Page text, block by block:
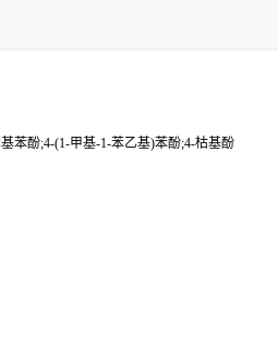
苯酚;4-(1-甲基-1-苯乙基)苯酚;4-枯基酚